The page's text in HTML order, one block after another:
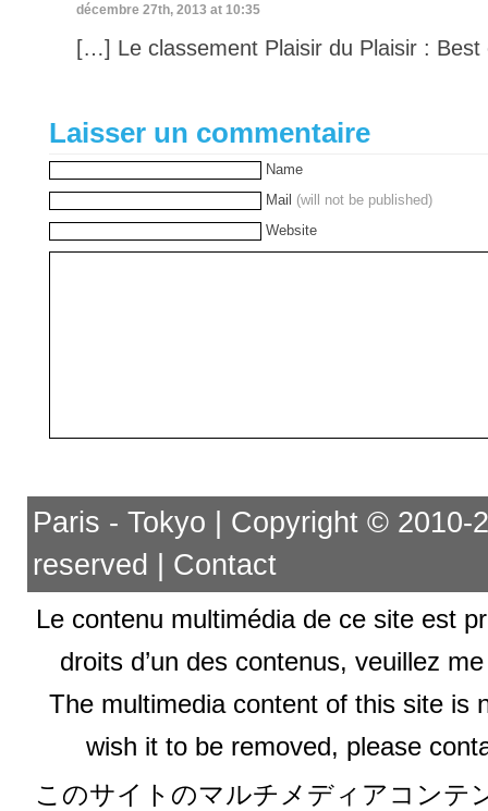
décembre 27th, 2013 at 10:35
[…] Le classement Plaisir du Plaisir :
Laisser un commentaire
Name
Mail (will not be published)
Website
Paris - Tokyo | Copyright ©
reserved | Contact
Le contenu multimédia de ce site est
droits d’un des contenus, veuillez
The multimedia content of this site is
wish it to be removed, please
このサイトのマルチメディアコンテ